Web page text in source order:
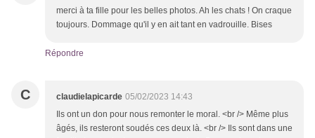
merci à ta fille pour les belles photos. Ah les chats ! On craque
toujours. Dommage qu'il y en ait tant en vadrouille. Bises
Répondre
C claudielapicarde 05/02/2023 14:43
Ils ont un don pour nous remonter le moral. <br /> Même plus
âgés, ils resteront soudés ces deux là. <br /> Ils sont dans une